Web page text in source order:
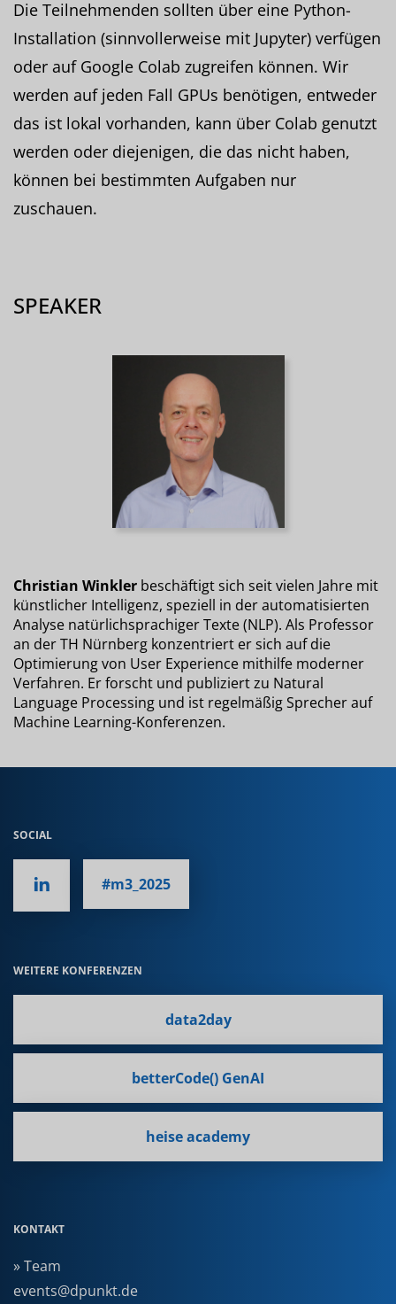
Die Teilnehmenden sollten über eine Python-
Installation (sinnvollerweise mit Jupyter) verfügen
oder auf Google Colab zugreifen können. Wir
werden auf jeden Fall GPUs benötigen, entweder
das ist lokal vorhanden, kann über Colab genutzt
werden oder diejenigen, die das nicht haben,
können bei bestimmten Aufgaben nur
zuschauen.
SPEAKER
Christian Winkler beschäftigt sich seit vielen Jahre mit
künstlicher Intelligenz, speziell in der automatisierten
Analyse natürlichsprachiger Texte (NLP). Als Professor
an der TH Nürnberg konzentriert er sich auf die
Optimierung von User Experience mithilfe moderner
Verfahren. Er forscht und publiziert zu Natural
Language Processing und ist regelmäßig Sprecher auf
Machine Learning-Konferenzen.
SOCIAL
#m3_2025
WEITERE KONFERENZEN
data2day
betterCode() GenAI
heise academy
KONTAKT
» Team
events@dpunkt.de